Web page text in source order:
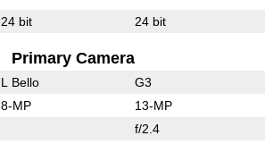
24 bit 24 bit
Primary Camera
L Bello G3
8-MP 13-MP
f/2.4